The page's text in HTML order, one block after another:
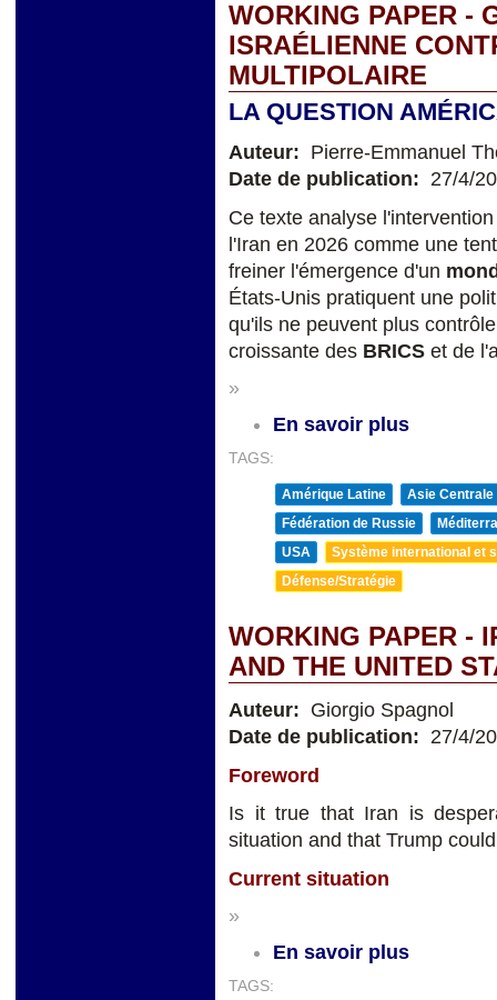
WORKING PAPER -
ISRAÉLIENNE
MULTIPOLAIRE
LA QUESTION
Auteur: Pierre-Emmanuel
Date de publication: 27/4/
Ce texte analyse
l'Iran en 2026 comme une
freiner l'émergence d'un
États-Unis pratiquent une
qu'ils ne peuvent plus
croissante des BRICS et de
»
En savoir plus
TAGS:
Amérique Latine
Asie Centrale
Fédération de Russie
USA
Système international et
Défense/Stratégie
WORKING PAPER -
AND THE UNITED
Auteur: Giorgio Spagnol
Date de publication: 27/4/
Foreword
Is it true that Iran is
situation and that Trump
Current situation
»
En savoir plus
TAGS: